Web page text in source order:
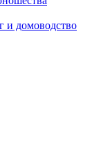
и домоводство